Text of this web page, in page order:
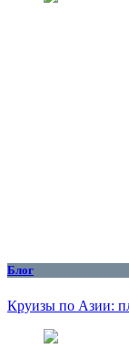
Блог
Круизы по Азии: